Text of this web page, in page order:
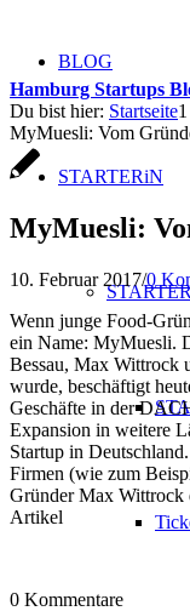
BLOG
STARTERiN
Hamburg Startups
Du bist hier: Startseite1
MyMuesli: Vom
MyMuesli:
10. Februar 2017/0
Wenn junge Food-
ein Name: MyMuesli.
Bessau, Max Wittrock
wurde, beschäftigt
Geschäfte in der
Expansion in weitere
Startup in
Firmen (wie zum
Gründer Max Wittrock
Artikel
0 Kommentare